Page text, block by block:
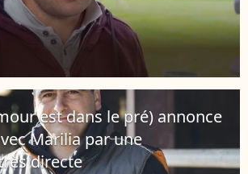
est dans le pré) annonce
Marilia par une
directe